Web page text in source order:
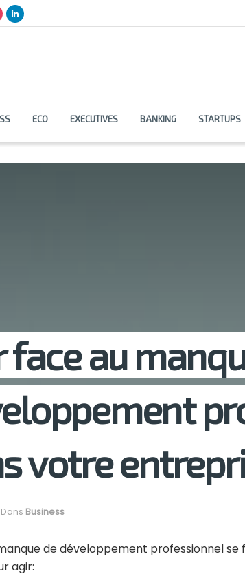
ECO EXECUTIVES BANKING STARTUPS
face au
votre
Dans Business
de développement professionnel
agir: